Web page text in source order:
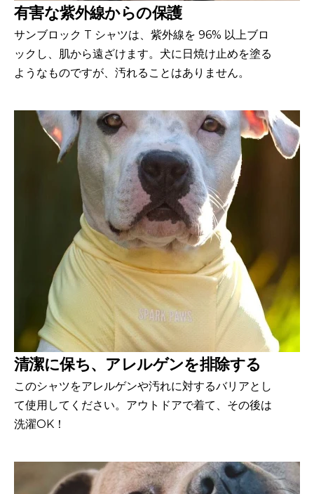
有害な紫外線からの保護
サンブロック T シャツは、紫外線を 96% 以上ブロ
ックし、肌から遠ざけます。犬に日焼け止めを塗る
ようなものですが、汚れることはありません。
清潔に保ち、アレルゲンを排除する
このシャツをアレルゲンや汚れに対するバリアとし
て使用してください。アウトドアで着て、その後は
洗濯OK！